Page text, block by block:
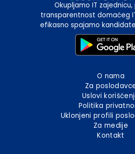
Okupljamo IT
transparentnost domaćeg
efikasno spajamo
O nama
Za
Uslovi
Politika
Uklonjeni profili
Za medije
Kontakt